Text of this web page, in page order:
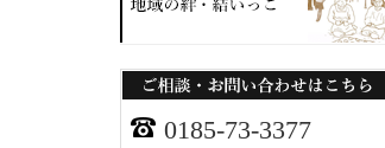
0185-73-3377